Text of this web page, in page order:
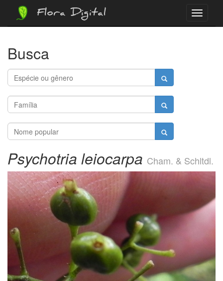
Menu
Flora Digital
Busca
Psychotria leiocarpa Cham. & Schltdl.